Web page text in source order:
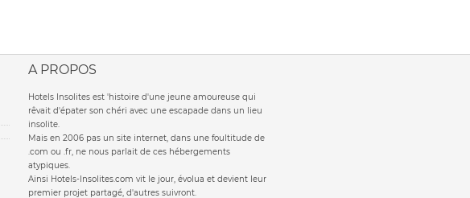
A PROPOS
Hotels Insolites est 'histoire d'une jeune amoureuse qui
rêvait d'épater son chéri avec une escapade dans un lieu
insolite.
Mais en 2006 pas un site internet, dans une foultitude de
.com ou .fr, ne nous parlait de ces hébergements
atypiques.
Ainsi Hotels-Insolites.com vit le jour, évolua et devient leur
premier projet partagé, d'autres suivront.